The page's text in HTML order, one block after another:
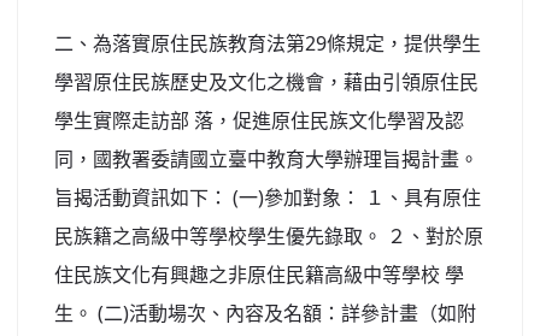
啟英高中-時尚科桃園第一
二、為落實原住民族教育法第29條規定，提供學生
學習原住民族歷史及文化之機會，藉由引領原住民
學生實際走訪部 落，促進原住民族文化學習及認
同，國教署委請國立臺中教育大學辦理旨揭計畫。
旨揭活動資訊如下： (一)參加對象： １、具有原住
民族籍之高級中等學校學生優先錄取。 ２、對於原
住民族文化有興趣之非原住民籍高級中等學校 學
生。 (二)活動場次、內容及名額：詳參計畫（如附